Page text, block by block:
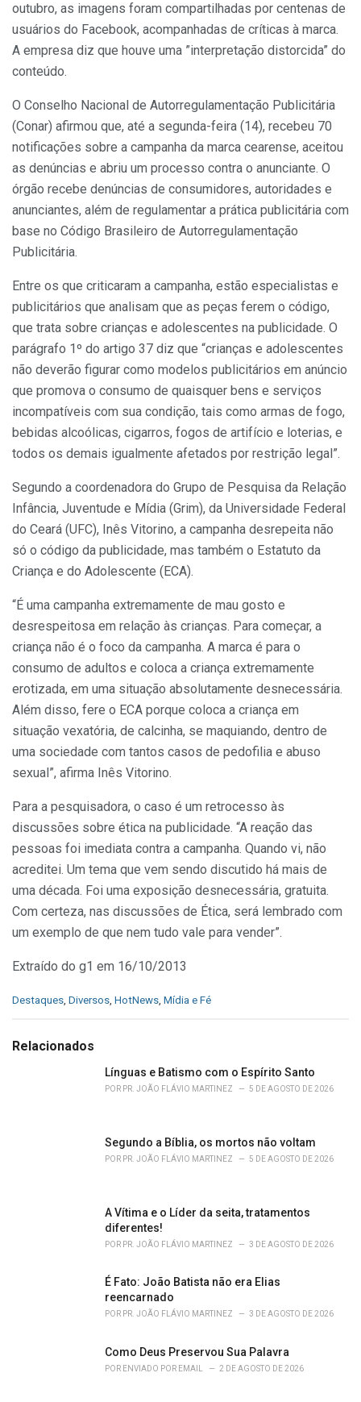
outubro, as imagens foram compartilhadas por centenas de
usuários do Facebook, acompanhadas de críticas à marca.
A empresa diz que houve uma ”interpretação distorcida” do
conteúdo.
O Conselho Nacional de Autorregulamentação Publicitária
(Conar) afirmou que, até a segunda-feira (14), recebeu 70
notificações sobre a campanha da marca cearense, aceitou
as denúncias e abriu um processo contra o anunciante. O
órgão recebe denúncias de consumidores, autoridades e
anunciantes, além de regulamentar a prática publicitária com
base no Código Brasileiro de Autorregulamentação
Publicitária.
Entre os que criticaram a campanha, estão especialistas e
publicitários que analisam que as peças ferem o código,
que trata sobre crianças e adolescentes na publicidade. O
parágrafo 1º do artigo 37 diz que “crianças e adolescentes
não deverão figurar como modelos publicitários em anúncio
que promova o consumo de quaisquer bens e serviços
incompatíveis com sua condição, tais como armas de fogo,
bebidas alcoólicas, cigarros, fogos de artifício e loterias, e
todos os demais igualmente afetados por restrição legal”.
Segundo a coordenadora do Grupo de Pesquisa da Relação
Infância, Juventude e Mídia (Grim), da Universidade Federal
do Ceará (UFC), Inês Vitorino, a campanha desrepeita não
só o código da publicidade, mas também o Estatuto da
Criança e do Adolescente (ECA).
“É uma campanha extremamente de mau gosto e
desrespeitosa em relação às crianças. Para começar, a
criança não é o foco da campanha. A marca é para o
consumo de adultos e coloca a criança extremamente
erotizada, em uma situação absolutamente desnecessária.
Além disso, fere o ECA porque coloca a criança em
situação vexatória, de calcinha, se maquiando, dentro de
uma sociedade com tantos casos de pedofilia e abuso
sexual”, afirma Inês Vitorino.
Para a pesquisadora, o caso é um retrocesso às
discussões sobre ética na publicidade. “A reação das
pessoas foi imediata contra a campanha. Quando vi, não
acreditei. Um tema que vem sendo discutido há mais de
uma década. Foi uma exposição desnecessária, gratuita.
Com certeza, nas discussões de Ética, será lembrado com
um exemplo de que nem tudo vale para vender”.
Extraído do g1 em 16/10/2013
C
e
Destaques, Diversos, HotNews, Mídia e Fé
Relacionados
Línguas e Batismo com o Espírito Santo
POR PR. JOÃO FLÁVIO MARTINEZ 5 DE AGOSTO DE 2026
Segundo a Bíblia, os mortos não voltam
POR PR. JOÃO FLÁVIO MARTINEZ 5 DE AGOSTO DE 2026
A Vítima e o Líder da seita, tratamentos
diferentes!
POR PR. JOÃO FLÁVIO MARTINEZ 3 DE AGOSTO DE 2026
É Fato: João Batista não era Elias
reencarnado
POR PR. JOÃO FLÁVIO MARTINEZ 3 DE AGOSTO DE 2026
Como Deus Preservou Sua Palavra
POR ENVIADO POR EMAIL 2 DE AGOSTO DE 2026